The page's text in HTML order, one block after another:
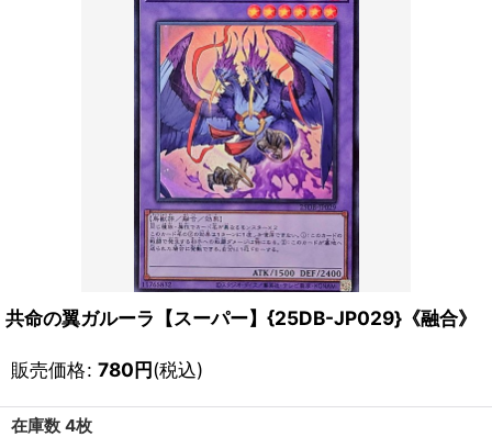
共命の翼ガルーラ【スーパー】{25DB-JP029}《融合》
販売価格: 780円(税込)
在庫数 4枚